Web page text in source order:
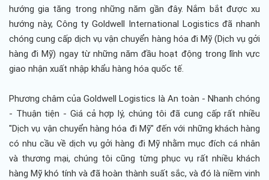
hướng gia tăng trong những năm gần đây. Nắm bắt được xu
hướng này, Công ty Goldwell International Logistics đã nhanh
chóng cung cấp dịch vụ vận chuyển hàng hóa đi Mỹ (Dịch vụ gởi
hàng đi Mỹ) ngay từ những năm đầu hoạt động trong lĩnh vực
giao nhận xuất nhập khẩu hàng hóa quốc tế.
Phương châm của Goldwell Logistics là An toàn - Nhanh chóng
- Thuận tiện - Giá cả hợp lý, chúng tôi đã cung cấp rất nhiều
"Dịch vụ vận chuyển hàng hóa đi Mỹ" đến với những khách hàng
có nhu cầu về dịch vụ gởi hàng đi Mỹ nhằm mục đích cá nhân
và thương mại, chúng tôi cũng từng phục vụ rất nhiều khách
hàng Mỹ khó tính và đã hoàn thành suất sắc, và đó là niềm vinh